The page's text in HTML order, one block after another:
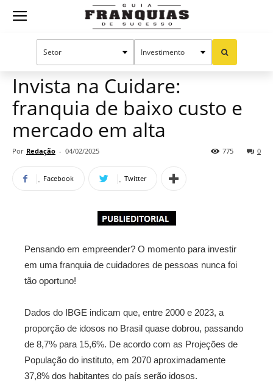
Guia
Mercado de franquias
Invista na Cuidare:
franquia de baixo custo e
mercado em alta
Por Redação - 04/02/2025 0
775
Facebook Twitter
Pensando em empreender? O momento para investir
em uma franquia de cuidadores de pessoas nunca foi
tão oportuno!
Dados do IBGE indicam que, entre 2000 e 2023, a
proporção de idosos no Brasil quase dobrou, passando
de 8,7% para 15,6%. De acordo com as Projeções de
População do instituto, em 2070 aproximadamente
37,8% dos habitantes do país serão idosos.